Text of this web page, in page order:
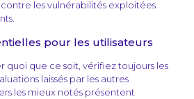
les vulnérabilités exploitées
pour les utilisateurs
quoi que ce soit, vérifiez toujours les
laissés par les autres
les mieux notés présentent